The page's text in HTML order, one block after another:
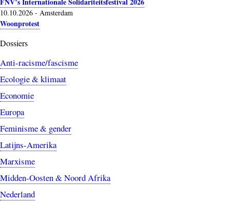
10.10.2026 - Amsterdam
Woonprotest
Dossiers
Anti-racisme/fascisme
Ecologie & klimaat
Economie
Europa
Feminisme & gender
Latijns-Amerika
Marxisme
Midden-Oosten & Noord Afrika
Nederland